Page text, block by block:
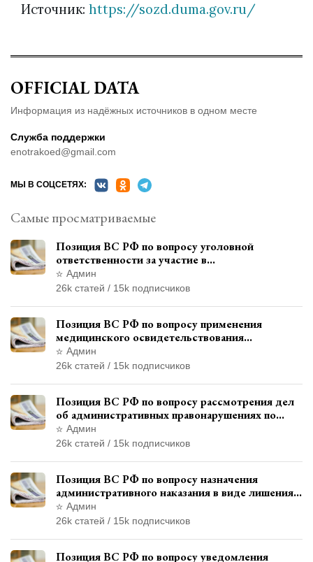
Источник: https://sozd.duma.gov.ru/
OFFICIAL DATA
Информация из надёжных источников в одном месте
Служба поддержки
enotrakoed@gmail.com
МЫ В СОЦСЕТЯХ:
Самые просматриваемые
Позиция ВС РФ по вопросу уголовной
ответственности за участие в
террористической организации до
официального признания
Админ
26k статей / 15k подписчиков
Позиция ВС РФ по вопросу применения
медицинского освидетельствования
военнослужащих при увольнении с военной
службы
Админ
26k статей / 15k подписчиков
Позиция ВС РФ по вопросу рассмотрения дел
об административных правонарушениях по
месту жительства и сроков давности
привлечения к ответственности
Админ
26k статей / 15k подписчиков
Позиция ВС РФ по вопросу назначения
административного наказания в виде лишения
права управления транспортными средствами
Админ
26k статей / 15k подписчиков
Позиция ВС РФ по вопросу уведомления